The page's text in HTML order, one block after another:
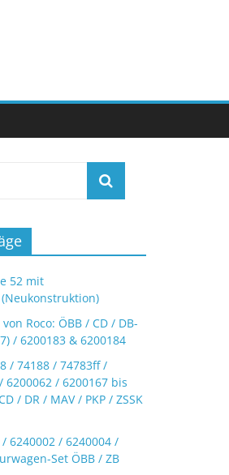
52 mit
Roco: ÖBB / CD / DB-
/ 6200183 & 6200184
/ 74188 / 74783ff /
6200062 / 6200167 bis
/ DR / MAV / PKP / ZSSK
6240002 / 6240004 /
Set ÖBB / ZB